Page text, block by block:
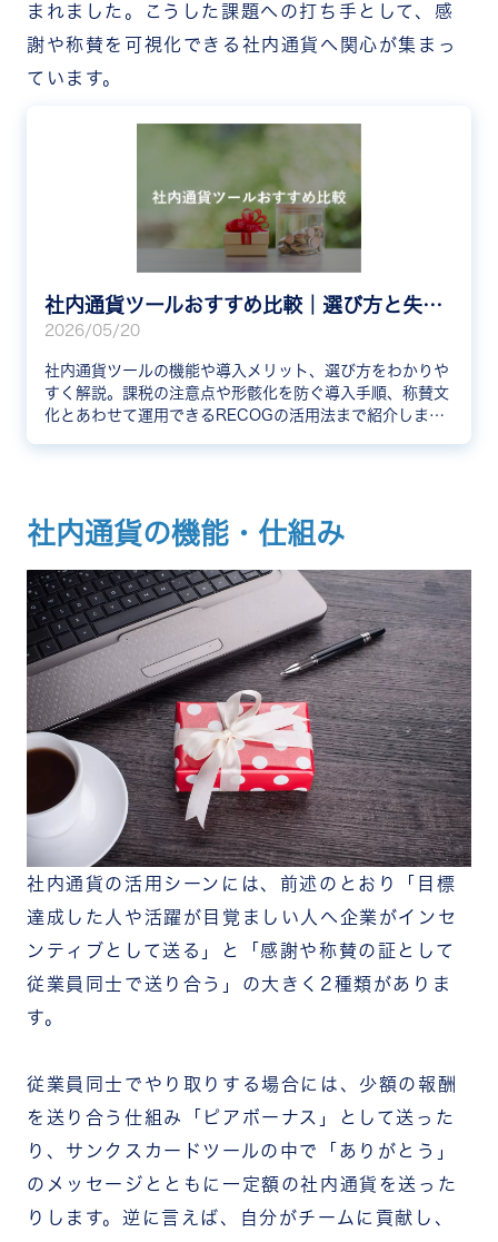
まれました。こうした課題への打ち手として、感
謝や称賛を可視化できる社内通貨へ関心が集まっ
ています。
社内通貨ツールおすすめ比較｜選び方と失敗しない導入のコツ
2026/05/20
社内通貨ツールの機能や導入メリット、選び方をわかりや
すく解説。課税の注意点や形骸化を防ぐ導入手順、称賛文
化とあわせて運用できるRECOGの活用法まで紹介しま
社内通貨の機能・仕組み
社内通貨の活用シーンには、前述のとおり「目標
達成した人や活躍が目覚ましい人へ企業がインセ
ンティブとして送る」と「感謝や称賛の証として
従業員同士で送り合う」の大きく2種類がありま
す。
従業員同士でやり取りする場合には、少額の報酬
を送り合う仕組み「ピアボーナス」として送った
り、サンクスカードツールの中で「ありがとう」
のメッセージとともに一定額の社内通貨を送った
りします。逆に言えば、自分がチームに貢献し、